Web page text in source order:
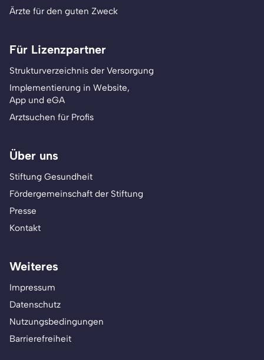
Ärzte für den guten Zweck
Für Lizenzpartner
Strukturverzeichnis der Versorgung
Implementierung in Website,
App und eGA
Arztsuchen für Profis
Über uns
Stiftung Gesundheit
Fördergemeinschaft der Stiftung
Presse
Kontakt
Weiteres
Impressum
Datenschutz
Nutzungsbedingungen
Barrierefreiheit